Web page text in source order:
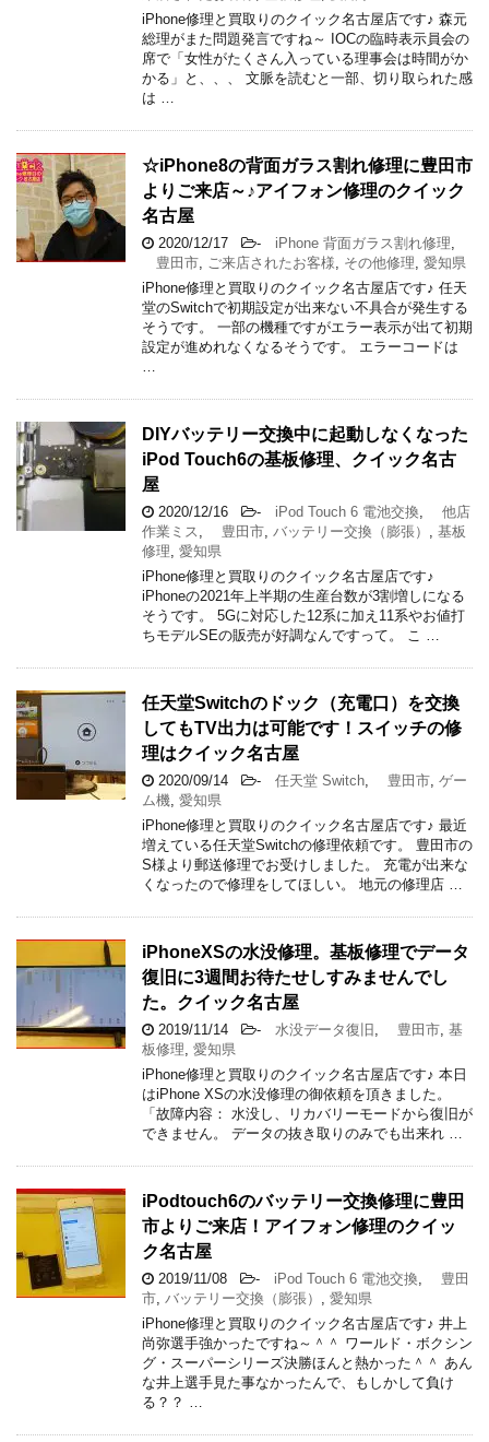
iPhone修理と買取りのクイック名古屋店です♪ 森元
総理がまた問題発言ですね～ IOCの臨時表示員会の
席で「女性がたくさん入っている理事会は時間がか
かる」と、、、 文脈を読むと一部、切り取られた感
は …
☆iPhone8の背面ガラス割れ修理に豊田市
よりご来店～♪アイフォン修理のクイック
名古屋
2020/12/17 - iPhone 背面ガラス割れ修理
豊田市
ご来店されたお客様 その他修理 愛知県
iPhone修理と買取りのクイック名古屋店です♪ 任天
堂のSwitchで初期設定が出来ない不具合が発生する
そうです。 一部の機種ですがエラー表示が出て初期
設定が進めれなくなるそうです。 エラーコードは
DIYバッテリー交換中に起動しなくなった
iPod Touch6の基板修理、クイック名古
屋
2020/12/16 - iPod Touch 6 電池交換
他店
作業ミス
豊田市 バッテリー交換（膨張）
基板
修理 愛知県
iPhone修理と買取りのクイック名古屋店です♪
iPhoneの2021年上半期の生産台数が3割増しになる
そうです。 5Gに対応した12系に加え11系やお値打
ちモデルSEの販売が好調なんですって。 こ …
任天堂Switchのドック（充電口）を交換
してもTV出力は可能です！スイッチの修
理はクイック名古屋
2020/09/14 - 任天堂 Switch 豊田市 ゲー
ム機 愛知県
iPhone修理と買取りのクイック名古屋店です♪ 最近
増えている任天堂Switchの修理依頼です。 豊田市の
S様より郵送修理でお受けしました。 充電が出来な
くなったので修理をしてほしい。 地元の修理店 …
iPhoneXSの水没修理。基板修理でデータ
復旧に3週間お待たせしすみませんでし
た。クイック名古屋
2019/11/14 - 水没データ復旧 豊田市 基
板修理 愛知県
iPhone修理と買取りのクイック名古屋店です♪ 本日
はiPhone XSの水没修理の御依頼を頂きました。
「故障内容： 水没し、リカバリーモードから復旧が
できません。 データの抜き取りのみでも出来れ …
iPodtouch6のバッテリー交換修理に豊田
市よりご来店！アイフォン修理のクイッ
ク名古屋
2019/11/08 - iPod Touch 6 電池交換
豊田
市 バッテリー交換（膨張）
愛知県
iPhone修理と買取りのクイック名古屋店です♪ 井上
尚弥選手強かったですね～＾＾ ワールド・ボクシン
グ・スーパーシリーズ決勝ほんと熱かった＾＾ あん
な井上選手見た事なかったんで、もしかして負け
る？？ …